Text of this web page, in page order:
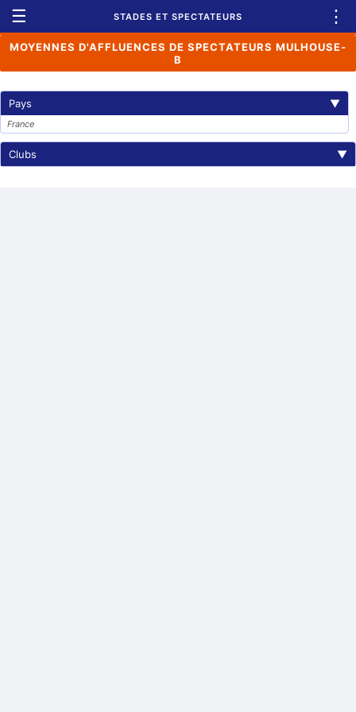
☰ STADES ET SPECTATEURS ⋮
MOYENNES D'AFFLUENCES DE SPECTATEURS MULHOUSE-
B
Pays ▼
France
Clubs ▼